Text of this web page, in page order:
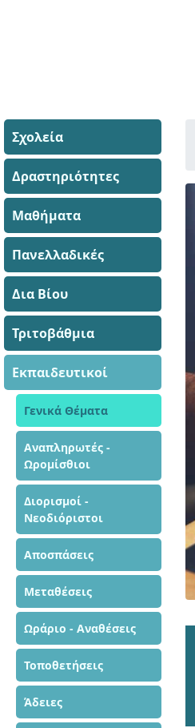
Σχολεία
Δραστηριότητες
Μαθήματα
Πανελλαδικές
Δια Βίου
Τριτοβάθμια
Εκπαιδευτικοί
Γενικά Θέματα
Αναπληρωτές -
Ωρομίσθιοι
Διορισμοί -
Νεοδιόριστοι
Αποσπάσεις
Μεταθέσεις
Ωράριο - Αναθέσεις
Τοποθετήσεις
Άδειες